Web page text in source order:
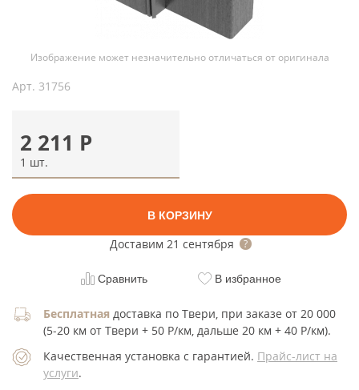
Изображение может незначительно отличаться от оригинала
Арт. 31756
2 211 Р
1 шт.
В КОРЗИНУ
Доставим 21 сентября
Сравнить В избранное
Бесплатная доставка по Твери, при заказе от 20 000
(5-20 км от Твери + 50 Р/км, дальше 20 км + 40 Р/км).
Качественная установка с гарантией. Прайс-лист на
услуги.